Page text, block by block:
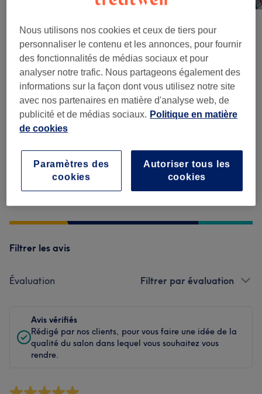
Avis sur l'établissement
4,3 3036 avis
Ambiance
Propreté
Personnel
Filtrer les avis
Évaluation Filtrer par évaluation
Avis vérifiés
Rédigé par nos clients, pour vous faire une idée de la
qualité du salon dans lequel vous souhaitez vous
rendre.
Nous utilisons nos cookies et ceux de tiers pour
personnaliser le contenu et les annonces, pour fournir
des fonctionnalités de médias sociaux et pour
analyser notre trafic. Nous partageons également des
informations sur la façon dont vous utilisez notre site
avec nos partenaires en matière d'analyse web, de
publicité et de médias sociaux. Politique en matière
de cookies
Autoriser tous les
cookies
Paramètres des
cookies